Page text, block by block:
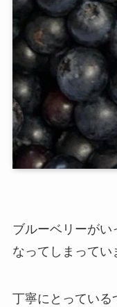
ブルーベリーがい
なってしまってい
丁寧にとっている